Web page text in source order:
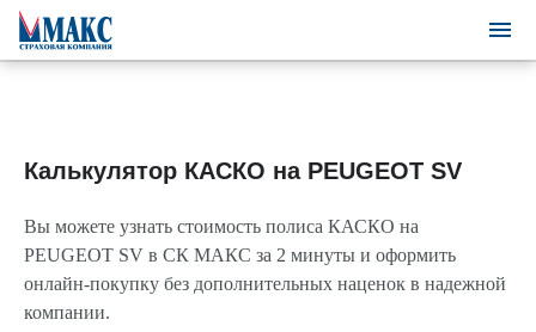
Калькулятор КАСКО на PEUGEOT SV
Вы можете узнать стоимость полиса КАСКО на
PEUGEOT SV в СК МАКС за 2 минуты и оформить
онлайн-покупку без дополнительных наценок в надежной
компании.